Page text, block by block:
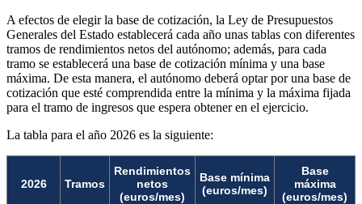
A efectos de elegir la base de cotización, la Ley de Presupuestos
Generales del Estado establecerá cada año unas tablas con diferentes
tramos de rendimientos netos del autónomo; además, para cada
tramo se establecerá una base de cotización mínima y una base
máxima. De esta manera, el autónomo deberá optar por una base de
cotización que esté comprendida entre la mínima y la máxima fijada
para el tramo de ingresos que espera obtener en el ejercicio.
La tabla para el año 2026 es la siguiente:
2026 Tramos
Rendimientos
netos
(euros/mes)
Base mínima
(euros/mes)
Base
máxima
(euros/mes)